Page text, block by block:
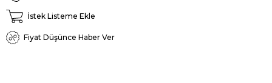
İstek Listeme Ekle
Fiyat Düşünce Haber Ver